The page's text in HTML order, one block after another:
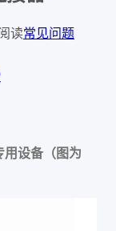
读常见问题
用设备（图为